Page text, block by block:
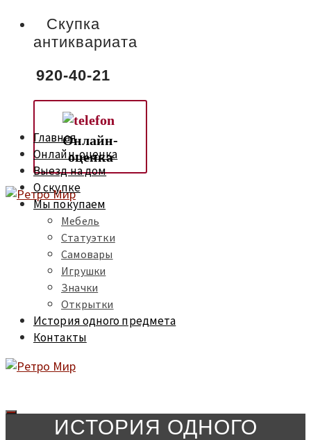
Скупка
антиквариата
920-40-21
Онлайн-
оценка
Главная
Онлайн-оценка
Выезд на дом
О скупке
Мы покупаем
Мебель
Статуэтки
Самовары
Игрушки
Значки
Открытки
История одного предмета
Контакты
ИСТОРИЯ ОДНОГО